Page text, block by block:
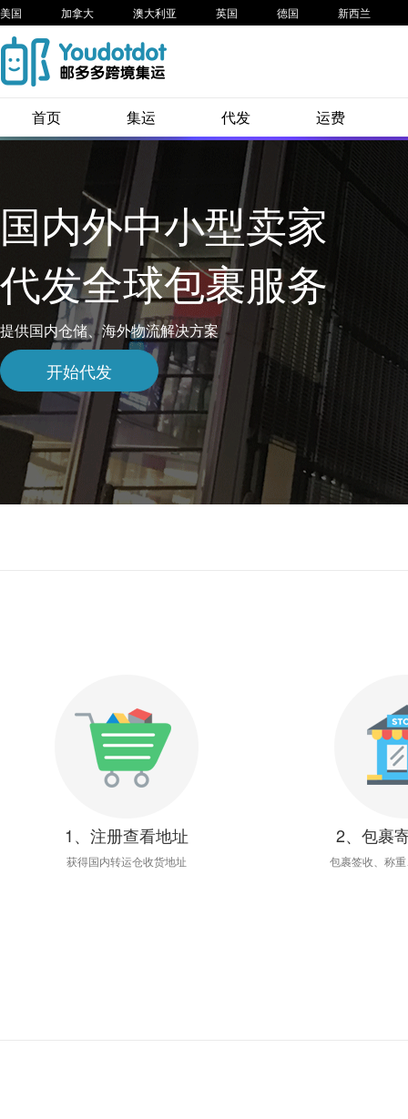
美国 加拿大 澳大利亚 英国 德国 新西兰
首页 集运 代发 运费
国内外中小型卖家
代发全球包裹服务
提供国内仓储、海外物流解决方案
开始代发
1、注册查看地址
获得国内转运仓收货地址
2、包裹
包裹签收、称